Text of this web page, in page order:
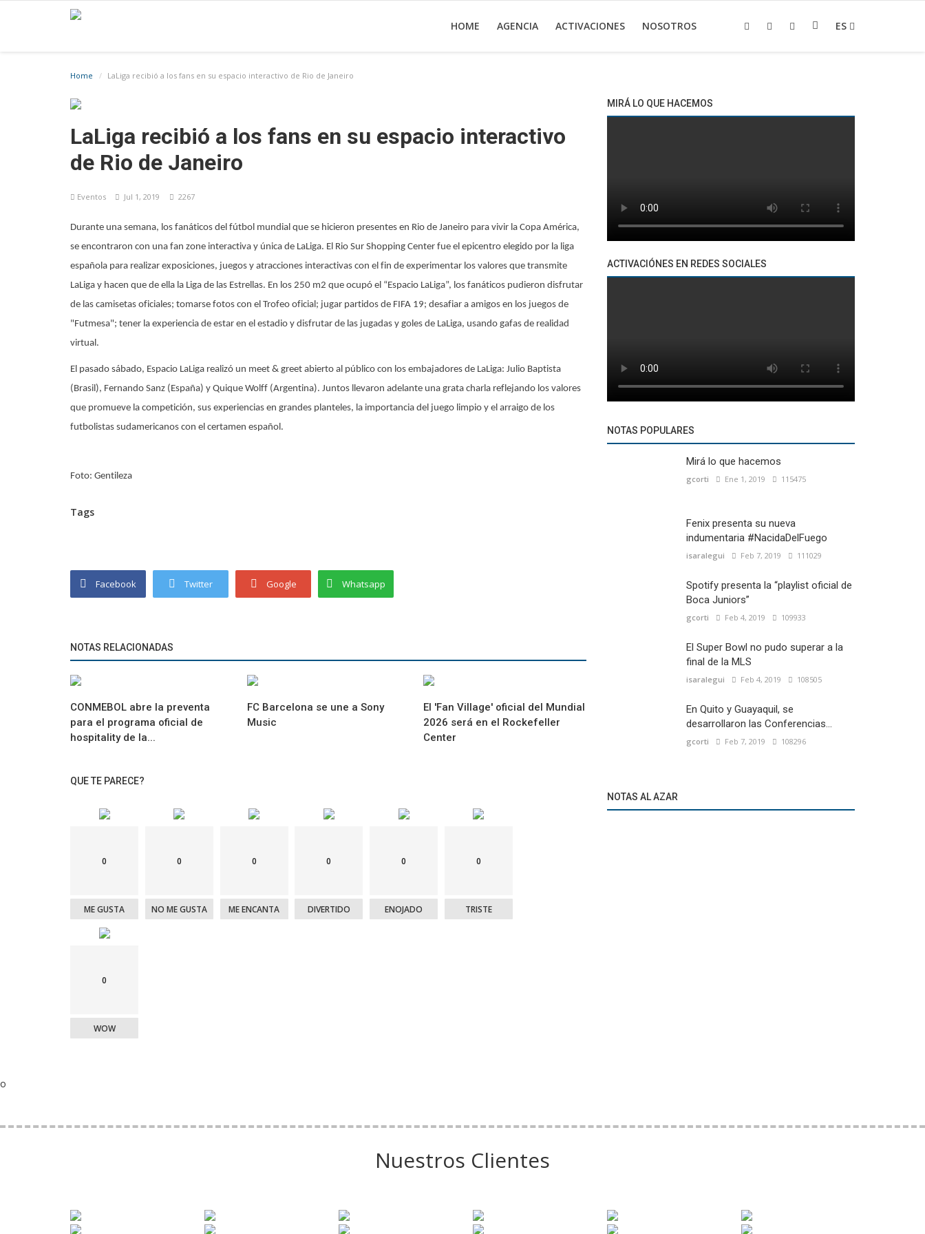
HOME AGENCIA ACTIVACIONES NOSOTROS ES
Home LaLiga recibió a los fans en su espacio interactivo de Rio de Janeiro
LaLiga recibió a los fans en su espacio interactivo
de Rio de Janeiro
Eventos Jul 1, 2019 2267
Durante una semana, los fanáticos del fútbol mundial que se hicieron presentes en Rio de Janeiro para vivir la Copa América,
se encontraron con una fan zone interactiva y única de LaLiga. El Rio Sur Shopping Center fue el epicentro elegido por la liga
española para realizar exposiciones, juegos y atracciones interactivas con el fin de experimentar los valores que transmite
LaLiga y hacen que de ella la Liga de las Estrellas. En los 250 m2 que ocupó el “Espacio LaLiga”, los fanáticos pudieron disfrutar
de las camisetas oficiales; tomarse fotos con el Trofeo oficial; jugar partidos de FIFA 19; desafiar a amigos en los juegos de
"Futmesa"; tener la experiencia de estar en el estadio y disfrutar de las jugadas y goles de LaLiga, usando gafas de realidad
virtual.
El pasado sábado, Espacio LaLiga realizó un meet & greet abierto al público con los embajadores de LaLiga: Julio Baptista
(Brasil), Fernando Sanz (España) y Quique Wolff (Argentina). Juntos llevaron adelante una grata charla reflejando los valores
que promueve la competición, sus experiencias en grandes planteles, la importancia del juego limpio y el arraigo de los
futbolistas sudamericanos con el certamen español.
Foto: Gentileza
Tags
Facebook Twitter Google Whatsapp
NOTAS RELACIONADAS
CONMEBOL abre la preventa
para el programa oficial de
hospitality de la...
FC Barcelona se une a Sony
Music
El 'Fan Village' oficial del Mundial
2026 será en el Rockefeller
Center
QUE TE PARECE?
0
ME GUSTA
0
NO ME GUSTA
0
ME ENCANTA
0
DIVERTIDO
0
ENOJADO
0
TRISTE
0
WOW
MIRÁ LO QUE HACEMOS
ACTIVACIÓNES EN REDES SOCIALES
NOTAS POPULARES
Mirá lo que hacemos
gcorti Ene 1, 2019 115475
Fenix presenta su nueva
indumentaria #NacidaDelFuego
isaralegui Feb 7, 2019 111029
Spotify presenta la “playlist oficial de
Boca Juniors”
gcorti Feb 4, 2019 109933
El Super Bowl no pudo superar a la
final de la MLS
isaralegui Feb 4, 2019 108505
En Quito y Guayaquil, se
desarrollaron las Conferencias...
gcorti Feb 7, 2019 108296
NOTAS AL AZAR
o
Nuestros Clientes